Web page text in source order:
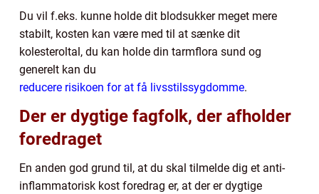
Du vil f.eks. kunne holde dit blodsukker meget mere
stabilt, kosten kan være med til at sænke dit
kolesteroltal, du kan holde din tarmflora sund og
generelt kan du
reducere risikoen for at få livsstilssygdomme.
Der er dygtige fagfolk, der afholder
foredraget
En anden god grund til, at du skal tilmelde dig et anti-
inflammatorisk kost foredrag er, at der er dygtige